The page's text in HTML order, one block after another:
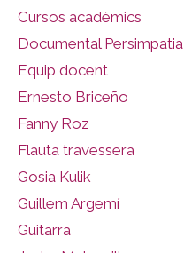
Cursos acadèmics
Documental Persimpatia
Equip docent
Ernesto Briceño
Fanny Roz
Flauta travessera
Gosia Kulik
Guillem Argemí
Guitarra